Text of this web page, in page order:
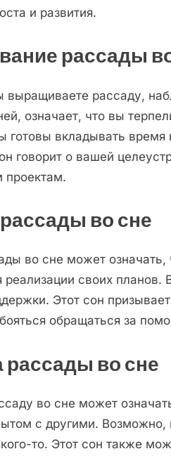
и развития.
рассады
выращиваете рассаду,
означает, что вы
готовы вкладывать время
говорит о вашей
проектам.
во сне
во сне может
реализации своих планов.
Этот сон
обращаться за
во сне
во сне может
с другими. Возможно,
то. Этот сон также